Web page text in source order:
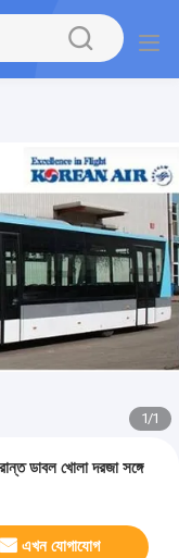
1/1
ডাবল খোলা দরজা সঙ্গে
এখন যোগাযোগ